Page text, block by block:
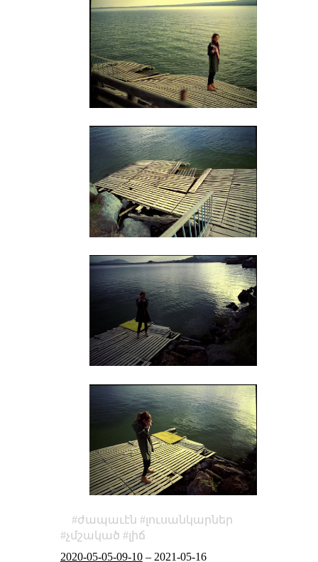
ժապաւէն
լուսանկարներ
չմշակած
լիճ
2020-05-05-09-10– 2021-05-16